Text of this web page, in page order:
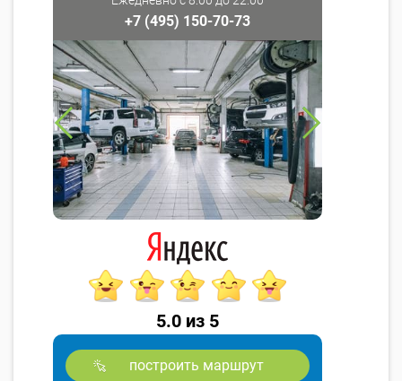
+7 (495) 150-70-73
5.0 из 5
построить маршрут